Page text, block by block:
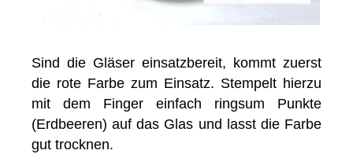
Sind die Gläser einsatzbereit, kommt zuerst
die rote Farbe zum Einsatz. Stempelt hierzu
mit dem Finger einfach ringsum Punkte
(Erdbeeren) auf das Glas und lasst die Farbe
gut trocknen.